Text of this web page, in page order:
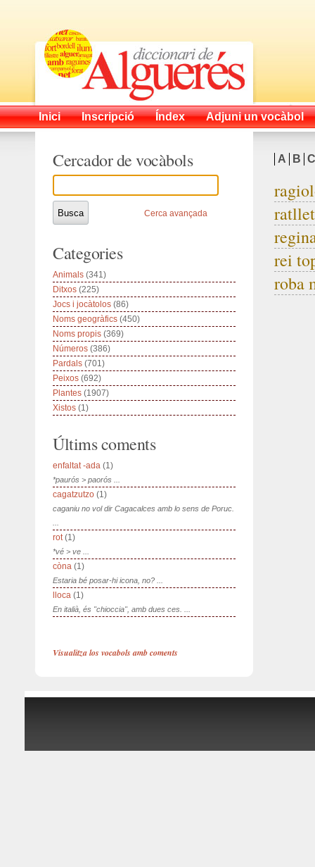
Inici Inscripció Índex Adjuni un vocàbol
A B C
rei
roba
Cercador de vocàbols
Cerca avançada
Categories
Animals (341)
Ditxos (225)
Jocs i jocàtolos (86)
Noms geogràfics (450)
Noms propis (369)
Números (386)
Pardals (701)
Peixos (692)
Plantes (1907)
Xistos (1)
Últims coments
enfaltat -ada (1)
*paurós > paorós ...
cagatzutzo (1)
caganiu no vol dir Cagacalces amb lo sens de Poruc.
rot(1)
*vé > ve ...
còna (1)
Estaria bé posar-hi icona, no? ...
lloca (1)
En italià, és "chioccia", amb dues ces. ...
Visualitza los vocabols amb coments